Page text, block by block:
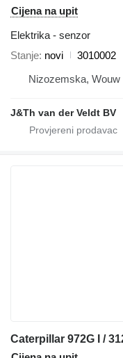
Cijena na upit
Elektrika - senzor
Stanje novi
3010002
Nizozemska, Wouw
J&Th van der Veldt BV